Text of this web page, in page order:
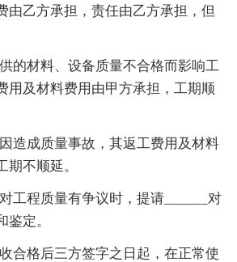
由乙方承担，责任由乙方承担，但
材料、设备质量不合格而影响工
用及材料费用由甲方承担，工期顺
成质量事故，其返工费用及材料
期不顺延。
程质量有争议时，提请______对
鉴定。
格后三方签字之日起，在正常使